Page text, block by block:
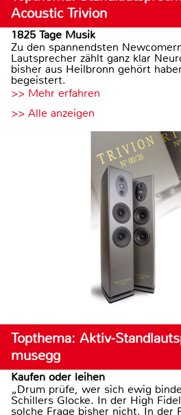
Acoustic Trivion
1825 Tage Musik
Zu den spannendsten
Lautsprecher zählt ganz klar
bisher aus Heilbronn gehört
begeistert.
>> Mehr erfahren
>> Alle anzeigen
Topthema: Aktiv-
musegg
Kaufen oder leihen
„Drum prüfe, wer sich ewig
Schillers Glocke. In der High
solche Frage bisher nicht. In der